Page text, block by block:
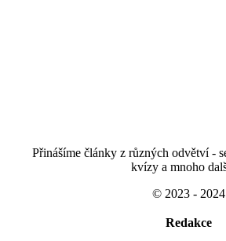
Přinášíme články z různých odvětví -
kvízy a mnoho
© 2023 - 2024
Redakce